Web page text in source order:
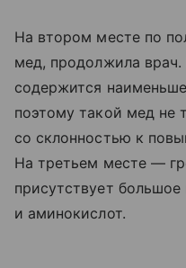
На втором месте по
мед, продолжила
содержится
поэтому такой мед не
со склонностью к
На третьем месте —
присутствует
и аминокислот.